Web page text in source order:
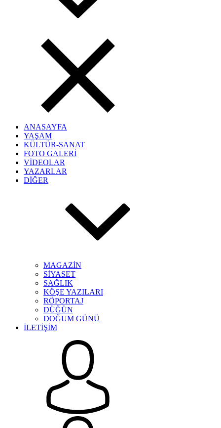
ANASAYFA
YAŞAM
KÜLTÜR-SANAT
FOTO GALERİ
VİDEOLAR
YAZARLAR
DİĞER
MAGAZİN
SİYASET
SAĞLIK
KÖŞE YAZILARI
RÖPORTAJ
DÜĞÜN
DOĞUM GÜNÜ
İLETİŞİM